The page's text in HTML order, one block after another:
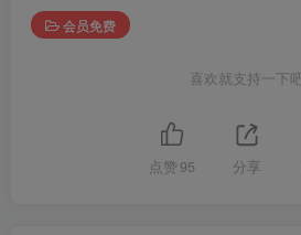
会员免费
喜欢就支持一下
点赞 95 分享